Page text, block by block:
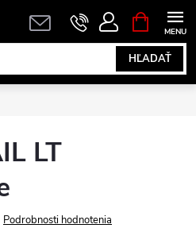
HĽADAŤ
KOŠÍK
LT
Podrobnosti hodnotenia